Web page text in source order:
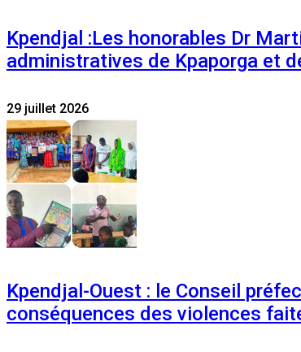
Kpendjal :Les honorables Dr
administratives de Kpaporga et
29 juillet 2026
Kpendjal-Ouest : le Conseil
conséquences des violences